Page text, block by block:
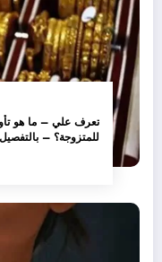
تعرف علي – ما هو
للمتزوجة؟ – بالتفصيل